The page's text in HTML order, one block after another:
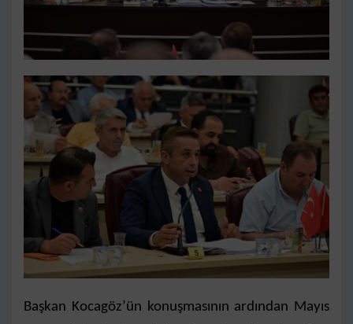
Başkan Kocagöz’ün konuşmasının ardından Mayıs